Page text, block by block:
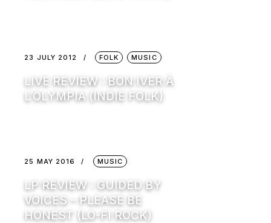
23 JULY 2012 FOLK MUSIC
LIVE REVIEW : BON IVER À
L’OLYMPIA (INDIE FOLK)
25 MAY 2016 MUSIC
LP REVIEW : GUIDED BY
VOICES – PLEASE BE
HONEST (LO-FI ROCK)